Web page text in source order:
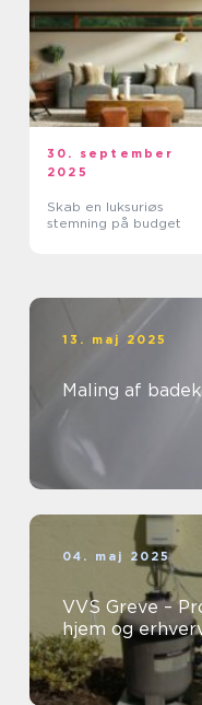
30. september
2025
Skab en luksuriøs
stemning på budget
13. maj 2025
Maling af
04. maj 2025
VVS Greve –
hjem og